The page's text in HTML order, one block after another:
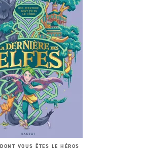
VOUS ÊTES LE HÉROS